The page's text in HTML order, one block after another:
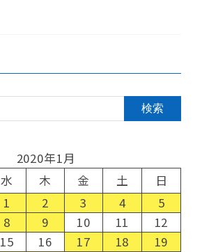
2020年1月
水 木 金 土
日
1
2 3 4
5
8 9 10 11
12
15 16 17 18
19